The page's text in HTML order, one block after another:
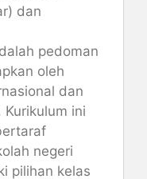
dan
pedoman
oleh
dan
ini
negeri
pilihan kelas